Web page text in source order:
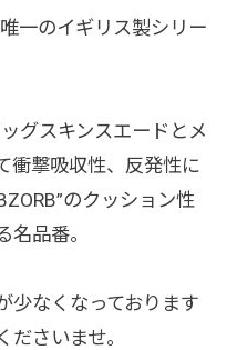
一のイギリス製シリー
グスキンスエードとメ
衝撃吸収性、反発性に
のクッション性
名品番。
少なくなっております
さいませ。